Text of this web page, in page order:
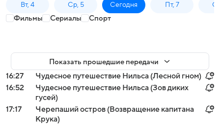
Вт, 4 Ср, 5 Сегодня Пт, 7
Фильмы Сериалы Спорт
Показать прошедшие передачи
16:27
Чудесное путешествие Нильса (Лесной гном)
16:52
Чудесное путешествие Нильса (Зов диких
гусей)
17:17
Черепаший остров (Возвращение капитана
Крука)